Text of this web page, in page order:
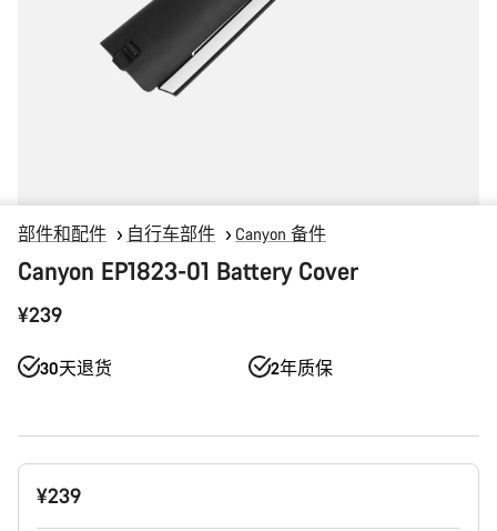
部件和配件 自行车部件 Canyon 备件
Canyon EP1823-01 Battery Cover
¥239
30天退货 2年质保
产
¥239